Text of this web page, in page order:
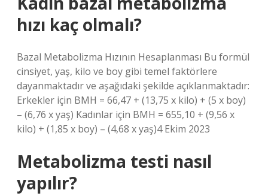
hızı kaç olmalı?
Bazal Metabolizma Hızının Hesaplanması Bu formül
cinsiyet, yaş, kilo ve boy gibi temel faktörlere
dayanmaktadır ve aşağıdaki şekilde açıklanmaktadır:
Erkekler için BMH = 66,47 + (13,75 x kilo) + (5 x boy)
– (6,76 x yaş) Kadınlar için BMH = 655,10 + (9,56 x
kilo) + (1,85 x boy) – (4,68 x yaş)4 Ekim 2023
Metabolizma testi nasıl
yapılır?